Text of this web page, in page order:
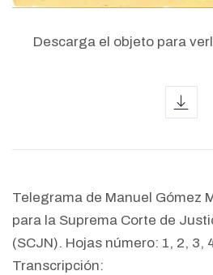
Descarga el objeto para
Telegrama de Manuel Gómez
para la Suprema Corte de
(SCJN). Hojas número: 1, 2, 3,
Transcripción: